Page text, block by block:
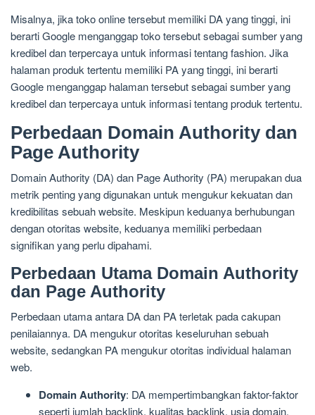
Misalnya, jika toko online tersebut memiliki DA yang tinggi, ini
berarti Google menganggap toko tersebut sebagai sumber yang
kredibel dan terpercaya untuk informasi tentang fashion. Jika
halaman produk tertentu memiliki PA yang tinggi, ini berarti
Google menganggap halaman tersebut sebagai sumber yang
kredibel dan terpercaya untuk informasi tentang produk tertentu.
Perbedaan Domain Authority dan
Page Authority
Domain Authority (DA) dan Page Authority (PA) merupakan dua
metrik penting yang digunakan untuk mengukur kekuatan dan
kredibilitas sebuah website. Meskipun keduanya berhubungan
dengan otoritas website, keduanya memiliki perbedaan
signifikan yang perlu dipahami.
Perbedaan Utama Domain Authority
dan Page Authority
Perbedaan utama antara DA dan PA terletak pada cakupan
penilaiannya. DA mengukur otoritas keseluruhan sebuah
website, sedangkan PA mengukur otoritas individual halaman
web.
Domain Authority: DA mempertimbangkan faktor-faktor
seperti jumlah backlink, kualitas backlink, usia domain,